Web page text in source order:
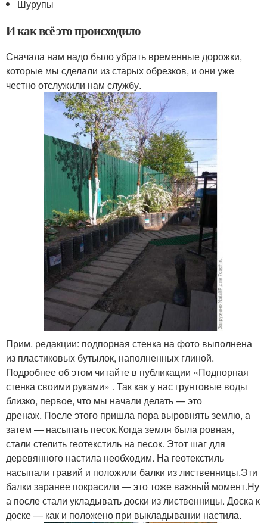
Шурупы
И как всё это происходило
Сначала нам надо было убрать временные дорожки,
которые мы сделали из старых обрезков, и они уже
честно отслужили нам службу.
Прим. редакции: подпорная стенка на фото выполнена
из пластиковых бутылок, наполненных глиной.
Подробнее об этом читайте в публикации «Подпорная
стенка своими руками» . Так как у нас грунтовые воды
близко, первое, что мы начали делать — это
дренаж. После этого пришла пора выровнять землю, а
затем — насыпать песок.Когда земля была ровная,
стали стелить геотекстиль на песок. Этот шаг для
деревянного настила необходим. На геотекстиль
насыпали гравий и положили балки из лиственницы.Эти
балки заранее покрасили — это тоже важный момент.Ну
а после стали укладывать доски из лиственницы. Доска к
доске — как и положено при выкладывании настила.